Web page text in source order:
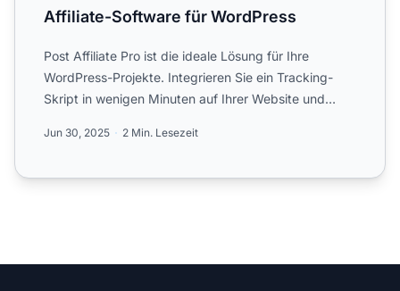
Affiliate-Software für WordPress
Post Affiliate Pro ist die ideale Lösung für Ihre
WordPress-Projekte. Integrieren Sie ein Tracking-
Skript in wenigen Minuten auf Ihrer Website und
Jun 30, 2025 2 Min. Lesezeit